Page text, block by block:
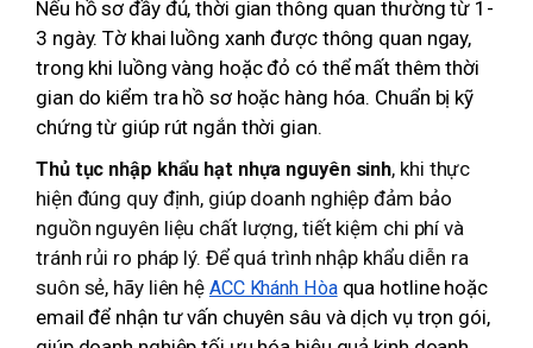
Nếu hồ sơ đầy đủ, thời gian thông quan thường từ 1-
3 ngày. Tờ khai luồng xanh được thông quan ngay,
trong khi luồng vàng hoặc đỏ có thể mất thêm thời
gian do kiểm tra hồ sơ hoặc hàng hóa. Chuẩn bị kỹ
chứng từ giúp rút ngắn thời gian.
Thủ tục nhập khẩu hạt nhựa nguyên sinh, khi thực
hiện đúng quy định, giúp doanh nghiệp đảm bảo
nguồn nguyên liệu chất lượng, tiết kiệm chi phí và
tránh rủi ro pháp lý. Để quá trình nhập khẩu diễn ra
suôn sẻ, hãy liên hệ ACC Khánh Hòaqua hotline hoặc
email để nhận tư vấn chuyên sâu và dịch vụ trọn gói,